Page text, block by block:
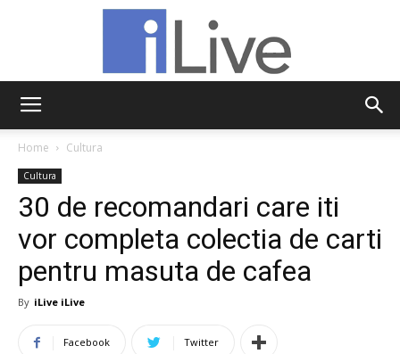
Home Cultura
Cultura
30 de recomandari care iti
vor completa colectia de carti
pentru masuta de cafea
By iLive iLive
Facebook Twitter